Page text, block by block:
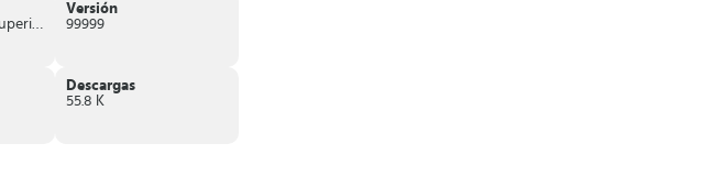
camino hacia la victoria con GameGuardian
2.3.3 o versiones superiores
Versión
99999
Descargas
55.8 K